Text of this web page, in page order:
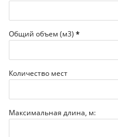
Общий объем (м3) *
Количество мест
Максимальная длина, м: